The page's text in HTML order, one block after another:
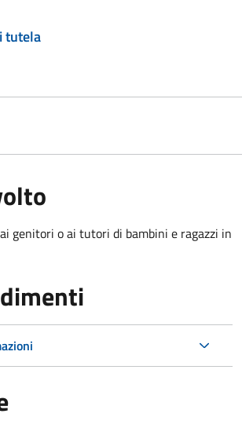
tutela
genitori o ai tutori di bambini e ragazzi in